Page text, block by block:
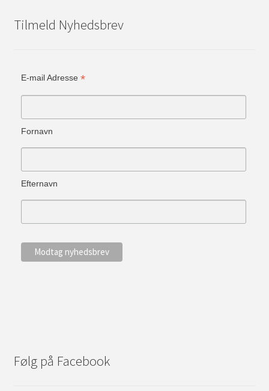
Tilmeld Nyhedsbrev
E-mail Adresse *
Fornavn
Efternavn
Følg på Facebook